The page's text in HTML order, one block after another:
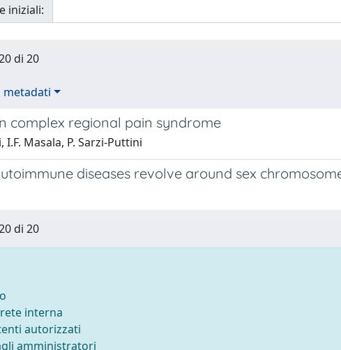
iniziali:
di 20
metadati
complex regional pain syndrome
I.F. Masala, P. Sarzi-Puttini
diseases revolve around sex
di 20
interna
autorizzati
amministratori